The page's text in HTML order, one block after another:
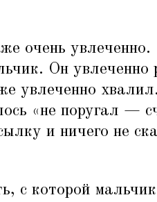
очень
Он
увлеченно
«не поругал —
и ничего не
с которой